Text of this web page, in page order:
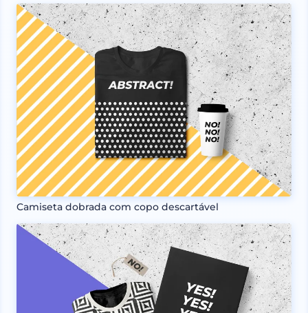
Camiseta dobrada com copo descartável